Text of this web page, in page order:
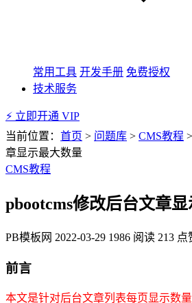
常用工具 开发手册 免费授权
技术服务
⚡ 立即开通 VIP
当前位置： 首页 > 问题库 > CMS教程 >
章显示最大数量
CMS教程
pbootcms修改后台文章
PB模板网 2022-03-29 1986 阅读 213 点
前言
本文是针对后台文章列表每页显示数量